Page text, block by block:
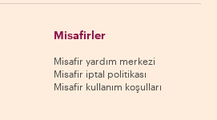
Misafirler
Misafir yardım merkezi
Misafir iptal politikası
Misafir kullanım koşulları